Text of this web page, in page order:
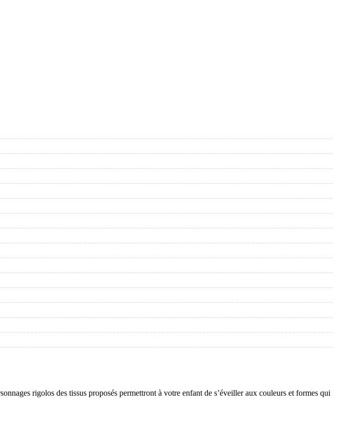
rigolos des tissus proposés permettront à votre enfant de s’éveiller aux couleurs et formes qui